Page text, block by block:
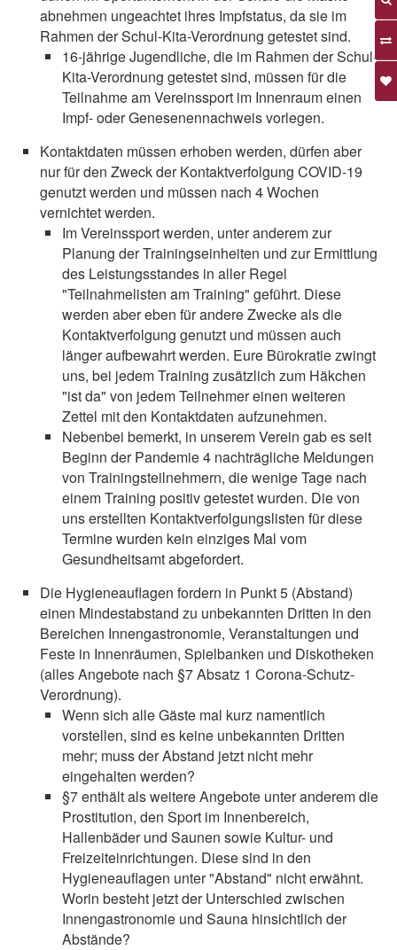
abnehmen ungeachtet ihres Impfstatus, da sie im
Rahmen der Schul-Kita-Verordnung getestet sind.
16-jährige Jugendliche, die im Rahmen der Schul-
Kita-Verordnung getestet sind, müssen für die
Teilnahme am Vereinssport im Innenraum einen
Impf- oder Genesenennachweis vorlegen.
Kontaktdaten müssen erhoben werden, dürfen aber
nur für den Zweck der Kontaktverfolgung COVID-19
genutzt werden und müssen nach 4 Wochen
vernichtet werden.
Im Vereinssport werden, unter anderem zur
Planung der Trainingseinheiten und zur Ermittlung
des Leistungsstandes in aller Regel
"Teilnahmelisten am Training" geführt. Diese
werden aber eben für andere Zwecke als die
Kontaktverfolgung genutzt und müssen auch
länger aufbewahrt werden. Eure Bürokratie zwingt
uns, bei jedem Training zusätzlich zum Häkchen
"ist da" von jedem Teilnehmer einen weiteren
Zettel mit den Kontaktdaten aufzunehmen.
Nebenbei bemerkt, in unserem Verein gab es seit
Beginn der Pandemie 4 nachträgliche Meldungen
von Trainingsteilnehmern, die wenige Tage nach
einem Training positiv getestet wurden. Die von
uns erstellten Kontaktverfolgungslisten für diese
Termine wurden kein einziges Mal vom
Gesundheitsamt abgefordert.
Die Hygieneauflagen fordern in Punkt 5 (Abstand)
einen Mindestabstand zu unbekannten Dritten in den
Bereichen Innengastronomie, Veranstaltungen und
Feste in Innenräumen, Spielbanken und Diskotheken
(alles Angebote nach §7 Absatz 1 Corona-Schutz-
Verordnung).
Wenn sich alle Gäste mal kurz namentlich
vorstellen, sind es keine unbekannten Dritten
mehr; muss der Abstand jetzt nicht mehr
eingehalten werden?
§7 enthält als weitere Angebote unter anderem die
Prostitution, den Sport im Innenbereich,
Hallenbäder und Saunen sowie Kultur- und
Freizeiteinrichtungen. Diese sind in den
Hygieneauflagen unter "Abstand" nicht erwähnt.
Worin besteht jetzt der Unterschied zwischen
Innengastronomie und Sauna hinsichtlich der
Abstände?